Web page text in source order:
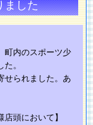
ました
町内のスポーツ少
。
せられました。あ
頭において】